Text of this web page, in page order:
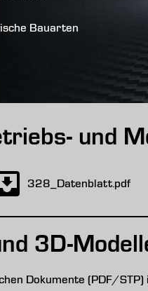
Bauarten
und
328_Datenblatt.pdf
3D-
Dokumente (PDF/